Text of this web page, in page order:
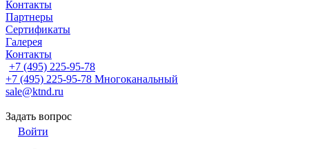
Контакты
Партнеры
Сертификаты
Галерея
Контакты
+7 (495) 225-95-78
+7 (495) 225-95-78 Многоканальный
sale@ktnd.ru
Задать вопрос
Войти